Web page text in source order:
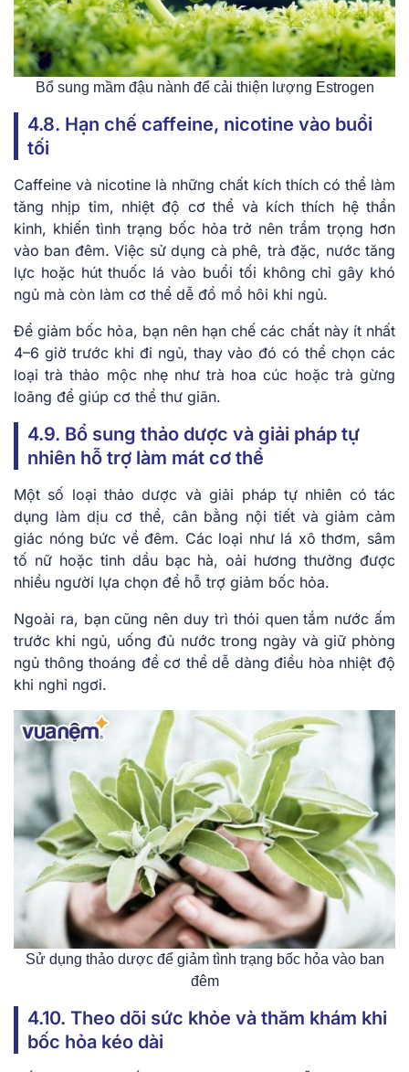
Bổ sung mầm đậu nành để cải thiện lượng Estrogen
4.8. Hạn chế caffeine, nicotine vào buổi
tối
Caffeine và nicotine là những chất kích thích có thể làm
tăng nhịp tim, nhiệt độ cơ thể và kích thích hệ thần
kinh, khiến tình trạng bốc hỏa trở nên trầm trọng hơn
vào ban đêm. Việc sử dụng cà phê, trà đặc, nước tăng
lực hoặc hút thuốc lá vào buổi tối không chỉ gây khó
ngủ mà còn làm cơ thể dễ đổ mồ hôi khi ngủ.
Để giảm bốc hỏa, bạn nên hạn chế các chất này ít nhất
4–6 giờ trước khi đi ngủ, thay vào đó có thể chọn các
loại trà thảo mộc nhẹ như trà hoa cúc hoặc trà gừng
loãng để giúp cơ thể thư giãn.
4.9. Bổ sung thảo dược và giải pháp tự
nhiên hỗ trợ làm mát cơ thể
Một số loại thảo dược và giải pháp tự nhiên có tác
dụng làm dịu cơ thể, cân bằng nội tiết và giảm cảm
giác nóng bức về đêm. Các loại như lá xô thơm, sâm
tố nữ hoặc tinh dầu bạc hà, oải hương thường được
nhiều người lựa chọn để hỗ trợ giảm bốc hỏa.
Ngoài ra, bạn cũng nên duy trì thói quen tắm nước ấm
trước khi ngủ, uống đủ nước trong ngày và giữ phòng
ngủ thông thoáng để cơ thể dễ dàng điều hòa nhiệt độ
khi nghỉ ngơi.
Sử dụng thảo dược để giảm tình trạng bốc hỏa vào ban
đêm
4.10. Theo dõi sức khỏe và thăm khám khi
bốc hỏa kéo dài